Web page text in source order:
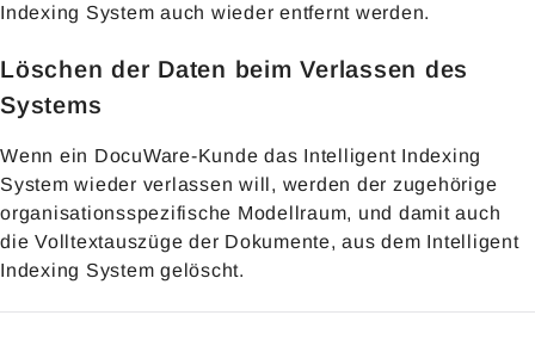
Indexing System auch wieder entfernt werden.
Löschen der Daten beim Verlassen des
Systems
Wenn ein DocuWare-Kunde das Intelligent Indexing
System wieder verlassen will, werden der zugehörige
organisationsspezifische Modellraum, und damit auch
die Volltextauszüge der Dokumente, aus dem Intelligent
Indexing System gelöscht.